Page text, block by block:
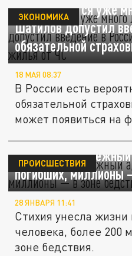
"Обсуждается уже
Шатилов допустил
обязательной
ЭКОНОМИКА
18 МАЯ 08:37
В России есть
обязательной
может появиться на
США накрыл
погибших, миллионы
ПРОИСШЕСТВИЯ
28 ЯНВАРЯ 11:41
Стихия унесла
человека, более 200
зоне бедствия.